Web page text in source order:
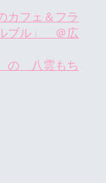
カフェ＆フラ
ブル」 ＠広
の 八雲もち